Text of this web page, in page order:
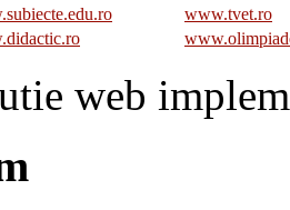
www.tvet.ro
web